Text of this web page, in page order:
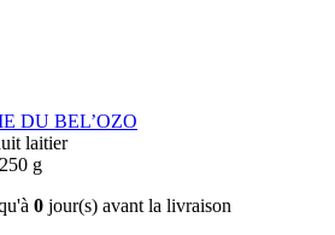
DU BEL’OZO
laitier
g
0 jour(s) avant la livraison